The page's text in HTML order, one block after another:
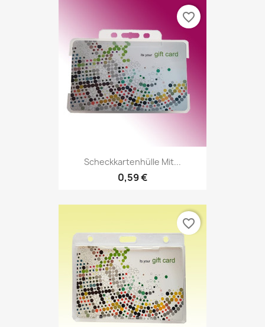
Scheckkartenhülle Mit...
0,59 €
favorite_border
favorite_border